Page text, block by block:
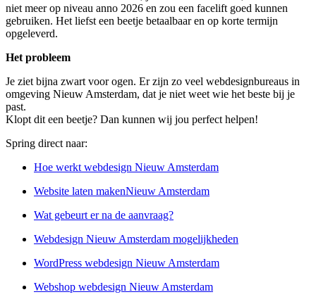
niet meer op niveau anno 2026 en zou een facelift goed kunnen
gebruiken. Het liefst een beetje betaalbaar en op korte termijn
opgeleverd.
Het probleem
Je ziet bijna zwart voor ogen. Er zijn zo veel webdesignbureaus in
omgeving Nieuw Amsterdam, dat je niet weet wie het beste bij je
past.
Klopt dit een beetje? Dan kunnen wij jou perfect helpen!
Spring direct naar:
Hoe werkt webdesign Nieuw Amsterdam
Website laten makenNieuw Amsterdam
Wat gebeurt er na de aanvraag?
Webdesign Nieuw Amsterdam mogelijkheden
WordPress webdesign Nieuw Amsterdam
Webshop webdesign Nieuw Amsterdam